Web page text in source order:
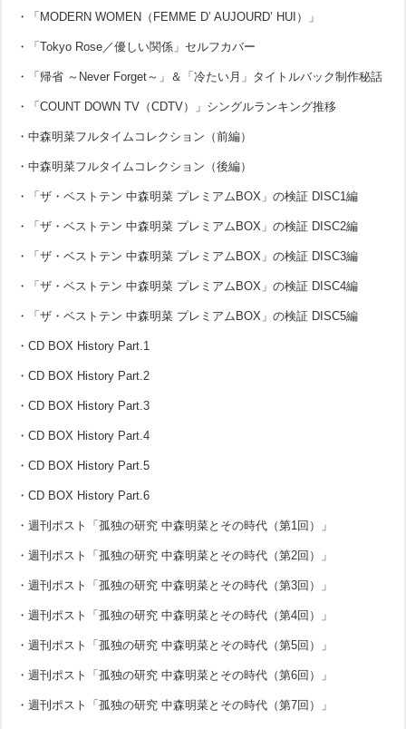
・「MODERN WOMEN（FEMME D’ AUJOURD’ HUI）」
・「Tokyo Rose／優しい関係」セルフカバー
・「帰省 ～Never Forget～」＆「冷たい月」タイトルバック制作秘話
・「COUNT DOWN TV（CDTV）」シングルランキング推移
・中森明菜フルタイムコレクション（前編）
・中森明菜フルタイムコレクション（後編）
・「ザ・ベストテン 中森明菜 プレミアムBOX」の検証 DISC1編
・「ザ・ベストテン 中森明菜 プレミアムBOX」の検証 DISC2編
・「ザ・ベストテン 中森明菜 プレミアムBOX」の検証 DISC3編
・「ザ・ベストテン 中森明菜 プレミアムBOX」の検証 DISC4編
・「ザ・ベストテン 中森明菜 プレミアムBOX」の検証 DISC5編
・CD BOX History Part.1
・CD BOX History Part.2
・CD BOX History Part.3
・CD BOX History Part.4
・CD BOX History Part.5
・CD BOX History Part.6
・週刊ポスト「孤独の研究 中森明菜とその時代（第1回）」
・週刊ポスト「孤独の研究 中森明菜とその時代（第2回）」
・週刊ポスト「孤独の研究 中森明菜とその時代（第3回）」
・週刊ポスト「孤独の研究 中森明菜とその時代（第4回）」
・週刊ポスト「孤独の研究 中森明菜とその時代（第5回）」
・週刊ポスト「孤独の研究 中森明菜とその時代（第6回）」
・週刊ポスト「孤独の研究 中森明菜とその時代（第7回）」